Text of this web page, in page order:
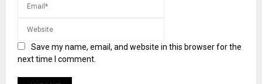
Save my name, email, and website in this browser for the
next time I comment.